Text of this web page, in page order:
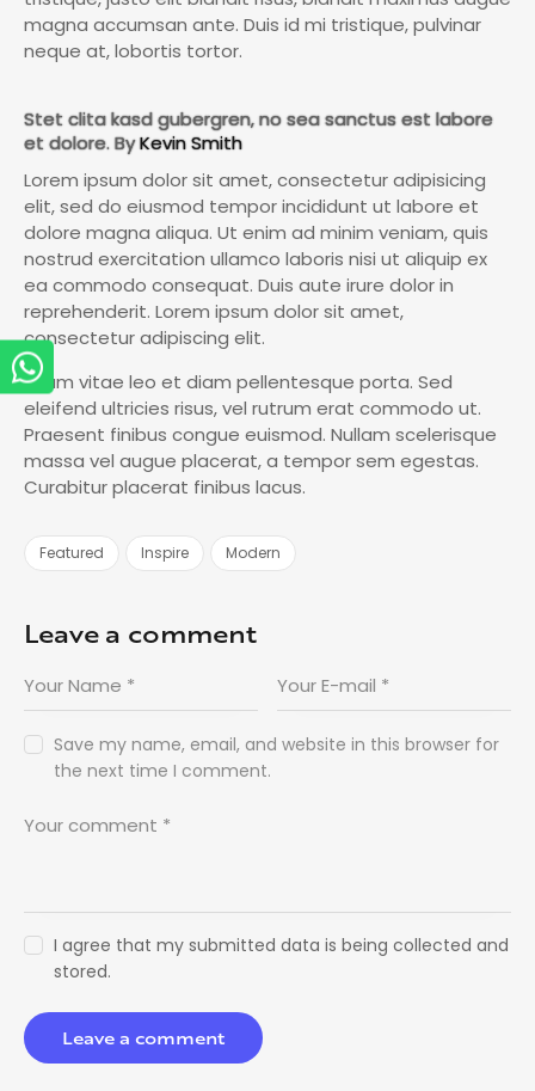
magna accumsan ante. Duis id mi tristique, pulvinar
neque at, lobortis tortor.
Stet clita kasd gubergren, no sea sanctus est labore
et dolore. ByKevin Smith
Lorem ipsum dolor sit amet, consectetur adipisicing
elit, sed do eiusmod tempor incididunt ut labore et
dolore magna aliqua. Ut enim ad minim veniam, quis
nostrud exercitation ullamco laboris nisi ut aliquip ex
ea commodo consequat. Duis aute irure dolor in
reprehenderit. Lorem ipsum dolor sit amet,
consectetur adipiscing elit.
Etiam vitae leo et diam pellentesque porta. Sed
eleifend ultricies risus, vel rutrum erat commodo ut.
Praesent finibus congue euismod. Nullam scelerisque
massa vel augue placerat, a tempor sem egestas.
Curabitur placerat finibus lacus.
Featured Inspire Modern
Leave a comment
Save my name, email, and website in this browser for
the next time I comment.
I agree that my submitted data is being collected and
stored.